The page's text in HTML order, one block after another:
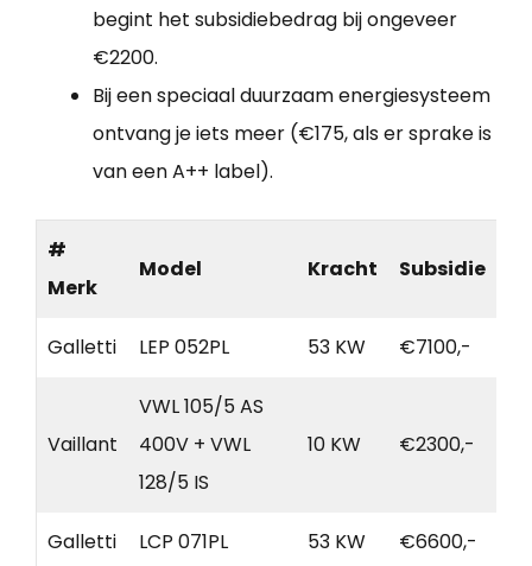
begint het subsidiebedrag bij ongeveer
€2200.
Bij een speciaal duurzaam energiesysteem
ontvang je iets meer (€175, als er sprake is
van een A++ label).
#
Merk
Model Kracht Subsidie
Galletti LEP 052PL 53 KW €7100,-
Vaillant
VWL 105/5 AS
400V + VWL
128/5 IS
10 KW €2300,-
Galletti LCP 071PL 53 KW €6600,-